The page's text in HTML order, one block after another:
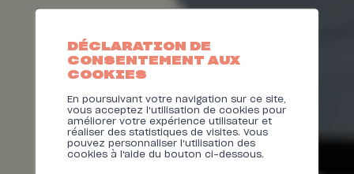
RAPPORT
D'ACTIVITÉ
2025
DÉCLARATION DE
CONSENTEMENT AUX
COOKIES
En poursuivant votre navigation sur ce site,
vous acceptez l'utilisation de cookies pour
améliorer votre expérience utilisateur et
réaliser des statistiques de visites. Vous
pouvez personnaliser l'utilisation des
cookies à l'aide du bouton ci-dessous.